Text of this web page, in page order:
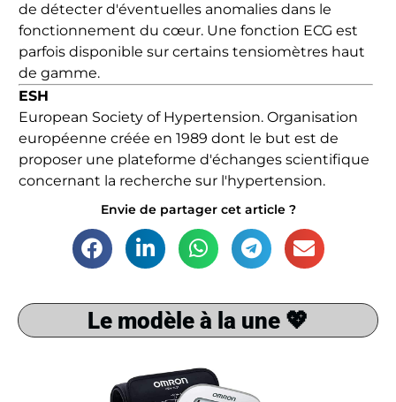
de détecter d'éventuelles anomalies dans le
fonctionnement du cœur. Une fonction ECG est
parfois disponible sur certains tensiomètres haut
de gamme.
ESH
European Society of Hypertension. Organisation
européenne créée en 1989 dont le but est de
proposer une plateforme d'échanges scientifique
concernant la recherche sur l'hypertension.
Envie de partager cet article ?
Le modèle à la une 💖